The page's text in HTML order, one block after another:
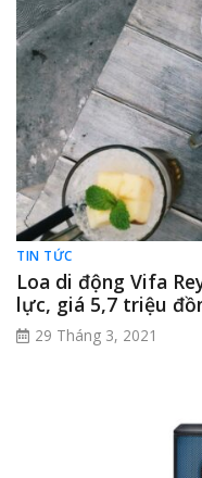
TIN TỨC
Loa di động Vifa
lực, giá 5,7 triệu
29 Tháng 3, 2021